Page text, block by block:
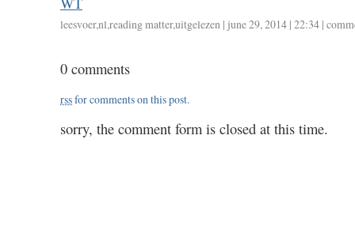
leesvoer,nl,reading matter,uitgelezen | june 29, 2014 | 22:34 |
0 comments
rssfor comments on this post.
sorry, the comment form is closed at this time.